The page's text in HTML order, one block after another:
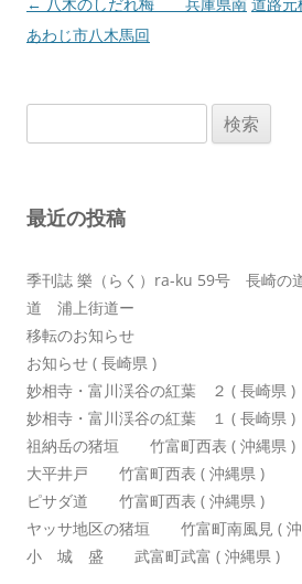
稿
ョ
あわじ市八木馬回
索:
最近の投稿
季刊誌 樂（らく）ra-ku 59号 長崎の
道 浦上街道ー
移転のお知らせ
お知らせ ( 長崎県 )
妙相寺・富川渓谷の紅葉 ２ ( 長崎県 )
妙相寺・富川渓谷の紅葉 １ ( 長崎県 )
祖納岳の猪垣 竹富町西表 ( 沖縄県 )
大平井戸 竹富町西表 ( 沖縄県 )
ピサダ道 竹富町西表 ( 沖縄県 )
ヤッサ地区の猪垣 竹富町南風見 (
小 城 盛 武富町武富 ( 沖縄県 )